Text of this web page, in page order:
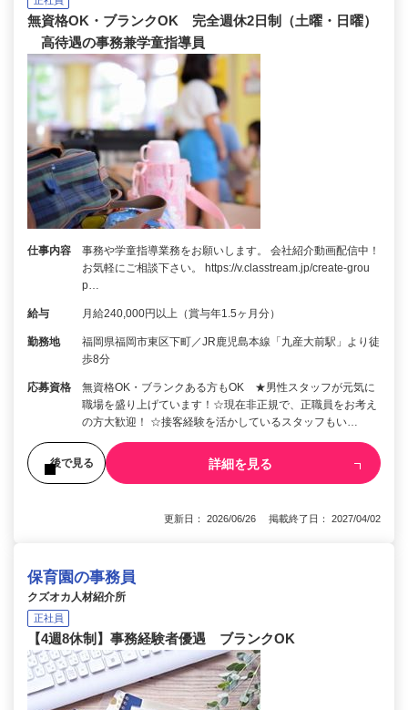
無資格OK・ブランクOK 完全週休2日制（土曜・日曜）
高待遇の事務兼学童指導員
仕事内容
事務や学童指導業務をお願いします。 会社紹介動画配信中！
お気軽にご相談下さい。 https://v.classtream.jp/create-grou
p…
給与 月給240,000円以上（賞与年1.5ヶ月分）
勤務地
福岡県福岡市東区下町／JR鹿児島本線「九産大前駅」より徒
歩8分
応募資格
無資格OK・ブランクある方もOK ★男性スタッフが元気に
職場を盛り上げています！☆現在非正規で、正職員をお考え
の方大歓迎！ ☆接客経験を活かしているスタッフもい…
後で見る 詳細を見る
更新日： 2026/06/26 掲載終了日： 2027/04/02
保育園の事務員
クズオカ人材紹介所
正社員
【4週8休制】事務経験者優遇 ブランクOK